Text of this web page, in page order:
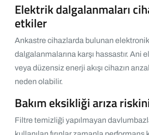
Elektrik dalgalanmaları
etkiler
Ankastre cihazlarda bulunan
dalgalanmalarına karşı hassastır. Ani
veya düzensiz enerji akışı cihazın
neden olabilir.
Bakım eksikliği arıza
Filtre temizliği yapılmayan